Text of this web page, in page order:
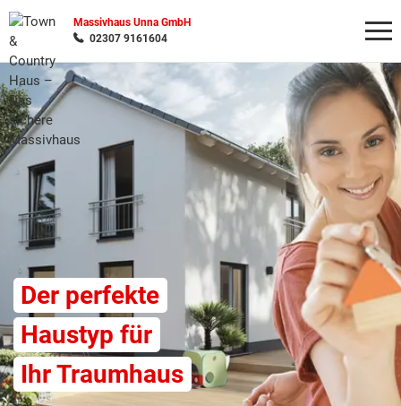
Massivhaus Unna GmbH
02307 9161604
Der perfekte
Haustyp für
Ihr Traumhaus
Wonach möchten Sie suchen?